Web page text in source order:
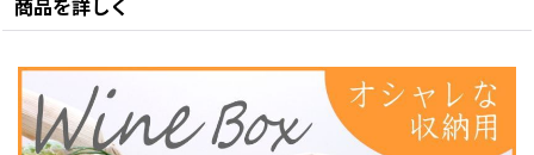
商品を詳しく